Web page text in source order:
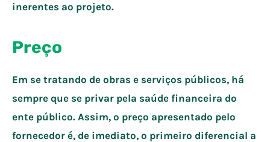
inerentes ao projeto.
Preço
Em se tratando de obras e serviços públicos, há
sempre que se privar pela saúde financeira do
ente público. Assim, o preço apresentado pelo
fornecedor é, de imediato, o primeiro diferencial a